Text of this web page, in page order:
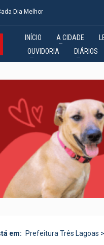
Dia Melhor
INÍCIO A CIDADE
OUVIDORIA
DIÁRIOS
em: Prefeitura Três Lagoas >